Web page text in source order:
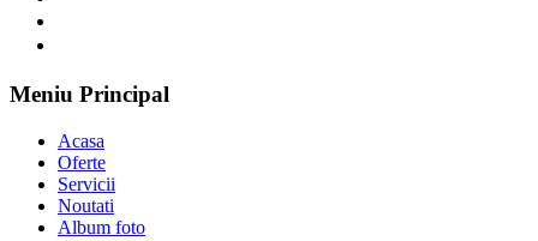
Meniu Principal
Acasa
Oferte
Servicii
Noutati
Album foto